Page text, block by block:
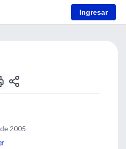
Ingresar
2005